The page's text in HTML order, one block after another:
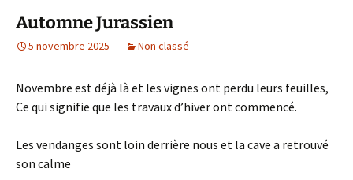
Automne Jurassien
5 novembre 2025 Non classé
Novembre est déjà là et les vignes ont perdu leurs feuilles,
Ce qui signifie que les travaux d’hiver ont commencé.
Les vendanges sont loin derrière nous et la cave a retrouvé
son calme